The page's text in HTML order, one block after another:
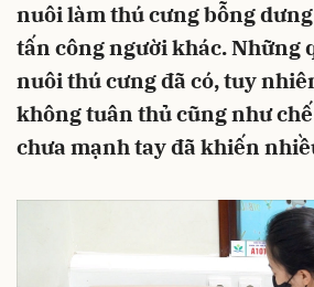
nuôi làm thú cưng bỗng
tấn công người khác. Những
nuôi thú cưng đã có, tuy
không tuân thủ cũng như
chưa mạnh tay đã khiến